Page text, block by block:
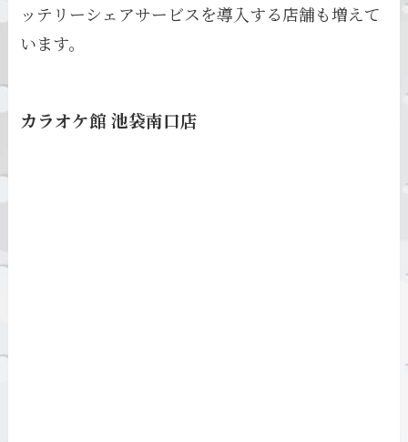
ッテリーシェアサービスを導入する店舗も増えて
います。
カラオケ館 池袋南口店